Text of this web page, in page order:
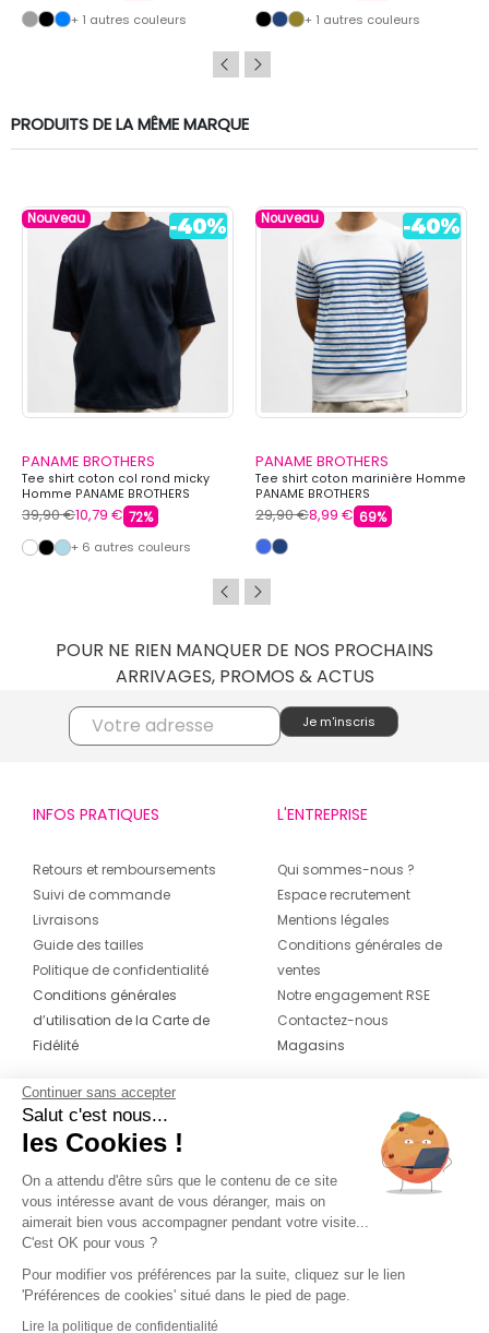
+ 1 autres couleurs
+ 1 autres couleurs
PRODUITS DE LA MÊME MARQUE
Nouveau
PANAME BROTHERS
Tee shirt coton col rond micky
Homme PANAME BROTHERS
39,90 €10,79 € 72%
+ 6 autres couleurs
Nouveau
PANAME BROTHERS
Tee shirt coton marinière Homme
PANAME BROTHERS
29,90 €8,99 € 69%
POUR NE RIEN MANQUER DE NOS PROCHAINS
ARRIVAGES, PROMOS & ACTUS
INFOS PRATIQUES
Retours et remboursements
Suivi de commande
Livraisons
Guide des tailles
Politique de confidentialité
Conditions générales
d’utilisation de la Carte de
Fidélité
L'ENTREPRISE
Qui sommes-nous ?
Espace recrutement
Mentions légales
Conditions générales de
ventes
Notre engagement RSE
Contactez-nous
Magasins
CONTACT
04 42 20 78 42
Du lundi au jeudi de 8h30 à 16h30 & le
vendredi de 8h30 à 15h30
Continuer sans accepter
Salut c'est nous...
les Cookies !
On a attendu d'être sûrs que le contenu de ce site
vous intéresse avant de vous déranger, mais on
aimerait bien vous accompagner pendant votre visite...
C'est OK pour vous ?
Pour modifier vos préférences par la suite, cliquez sur le lien
'Préférences de cookies' situé dans le pied de page.
Lire la politique de confidentialité